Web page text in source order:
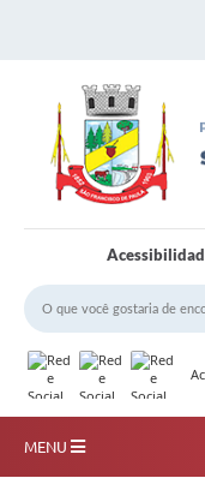
MENU